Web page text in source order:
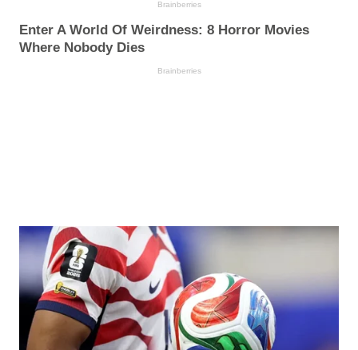
Brainberries
Enter A World Of Weirdness: 8 Horror Movies
Where Nobody Dies
Brainberries